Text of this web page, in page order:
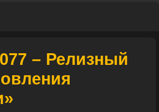
– Релизный